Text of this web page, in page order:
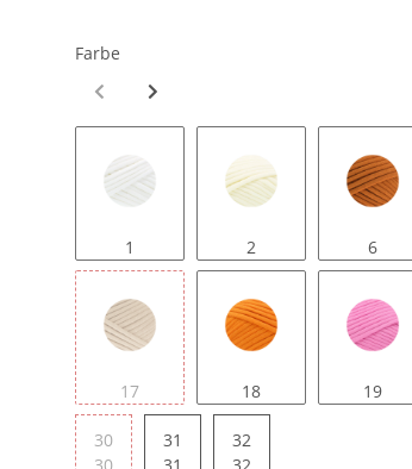
Farbe
1 2 6
17 18 19
30
31
32